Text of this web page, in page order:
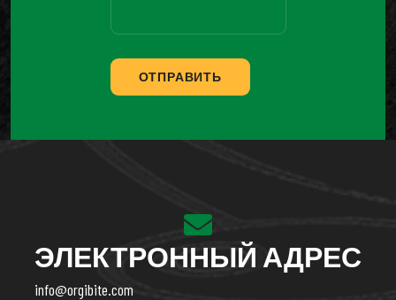
ОТПРАВИТЬ
ЭЛЕКТРОННЫЙ АДРЕС
info@orgibite.com